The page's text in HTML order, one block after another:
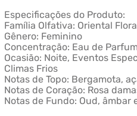
Especificações do Produto:
Família Olfativa: Oriental
Gênero: Feminino
Concentração: Eau de Parfum
Ocasião: Noite, Eventos
Climas Frios
Notas de Topo: Bergamota,
Notas de Coração: Rosa
Notas de Fundo: Oud, âmbar